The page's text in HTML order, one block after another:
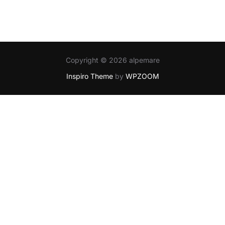
Copyright © 2026 alpemare
Inspiro Themeby WPZOOM